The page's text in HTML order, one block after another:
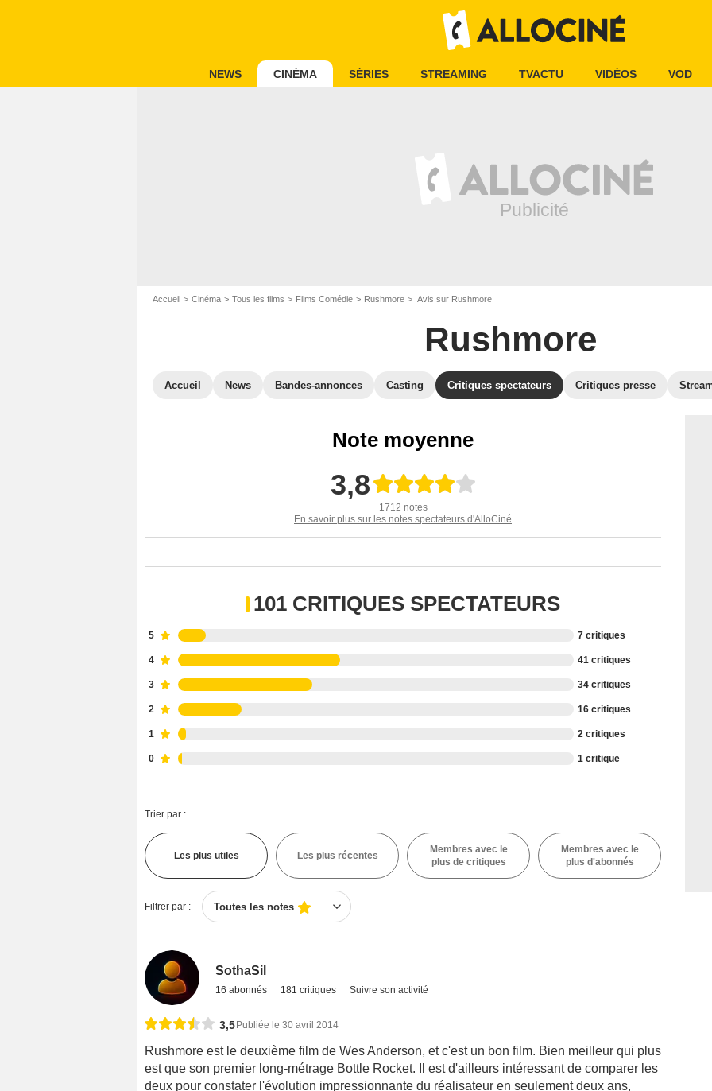
NEWS CINÉMA SÉRIES STREAMING TVACTU VIDÉOS VOD
Accueil Cinéma Tous les films Films Comédie Rushmore Avis sur Rushmore
Rushmore
Accueil News Bandes-annonces Casting Critiques spectateurs Critiques presse
Note moyenne
3,8
1712 notes
En savoir plus sur les notes spectateurs d'AlloCiné
101 CRITIQUES SPECTATEURS
5 7 critiques
4 41 critiques
3 34 critiques
2 16 critiques
1 2 critiques
0 1 critique
Trier par :
Les plus utiles Les plus récentes
Membres avec le
plus de critiques
Membres avec le
plus d'abonnés
Filtrer par : Toutes les notes
SothaSil
16 abonnés 181 critiques Suivre son activité
3,5 Publiée le 30 avril 2014
Rushmore est le deuxième film de Wes Anderson, et c'est un bon film. Bien meilleur qui plus
est que son premier long-métrage Bottle Rocket. Il est d'ailleurs intéressant de comparer les
deux pour constater l'évolution impressionnante du réalisateur en seulement deux ans,